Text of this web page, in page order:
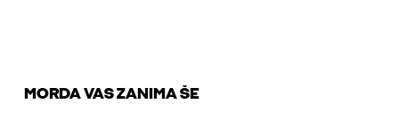
MORDA VAS ZANIMA ŠE